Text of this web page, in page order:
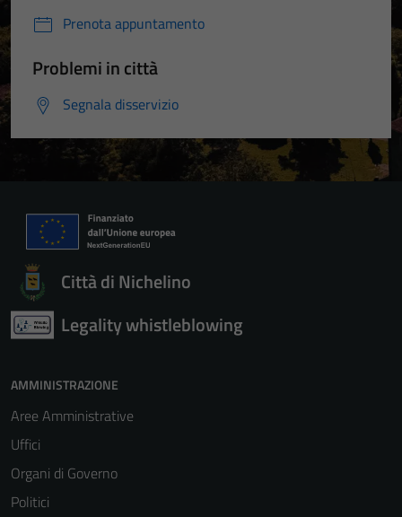
Prenota appuntamento
Problemi in città
Segnala disservizio
Città di Nichelino
Legality whistleblowing
AMMINISTRAZIONE
Aree Amministrative
Uffici
Organi di Governo
Politici